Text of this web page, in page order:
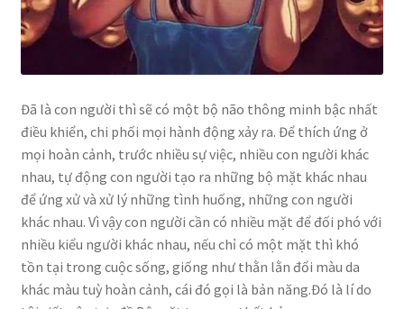
Đã là con người thì sẽ có một bộ não thông minh bậc nhất
điều khiển, chi phối mọi hành động xảy ra. Để thích ứng ở
mọi hoàn cảnh, trước nhiều sự việc, nhiều con người khác
nhau, tự động con người tạo ra những bộ mặt khác nhau
để ứng xử và xử lý những tình huống, những con người
khác nhau. Vì vậy con người cần có nhiều mặt để đối phó với
nhiều kiểu người khác nhau, nếu chỉ có một mặt thì khó
tồn tại trong cuộc sống, giống như thằn lằn đổi màu da
khác màu tuỳ hoàn cảnh, cái đó gọi là bản năng.Đó là lí do